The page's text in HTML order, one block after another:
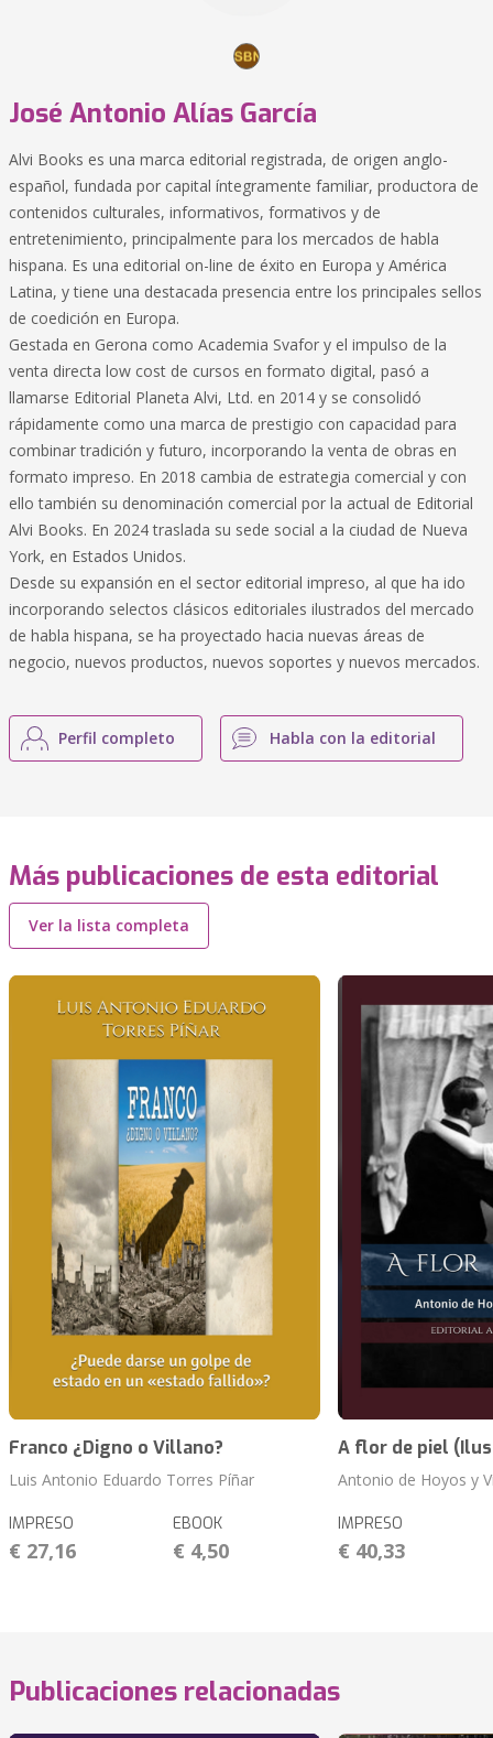
José Antonio Alías García
Alvi Books es una marca editorial registrada, de origen anglo-
español, fundada por capital íntegramente familiar, productora de
contenidos culturales, informativos, formativos y de
entretenimiento, principalmente para los mercados de habla
hispana. Es una editorial on-line de éxito en Europa y América
Latina, y tiene una destacada presencia entre los principales sellos
de coedición en Europa.
Gestada en Gerona como Academia Svafor y el impulso de la
venta directa low cost de cursos en formato digital, pasó a
llamarse Editorial Planeta Alvi, Ltd. en 2014 y se consolidó
rápidamente como una marca de prestigio con capacidad para
combinar tradición y futuro, incorporando la venta de obras en
formato impreso. En 2018 cambia de estrategia comercial y con
ello también su denominación comercial por la actual de Editorial
Alvi Books. En 2024 traslada su sede social a la ciudad de Nueva
York, en Estados Unidos.
Desde su expansión en el sector editorial impreso, al que ha ido
incorporando selectos clásicos editoriales ilustrados del mercado
de habla hispana, se ha proyectado hacia nuevas áreas de
negocio, nuevos productos, nuevos soportes y nuevos mercados.
Perfil completo Habla con la editorial
Más publicaciones de esta editorial
Ver la lista completa
Franco ¿Digno o Villano?
Luis Antonio Eduardo Torres Píñar
IMPRESO
€ 27,16
EBOOK
€ 4,50
A flor de piel
Antonio de Hoyos y
IMPRESO
€ 40,33
Publicaciones relacionadas